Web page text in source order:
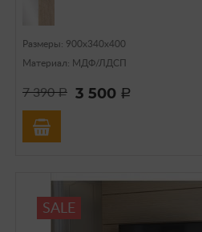
Размеры: 900х340х400
Материал: МДФ/ЛДСП
7 390a 3 500 a
SALE